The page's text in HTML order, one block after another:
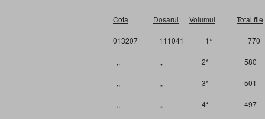
Cota Dosarul Volumul Total file
013207 111041 1* 770
,, ,, 2* 580
,, ,, 3* 501
,, ,, 4* 497